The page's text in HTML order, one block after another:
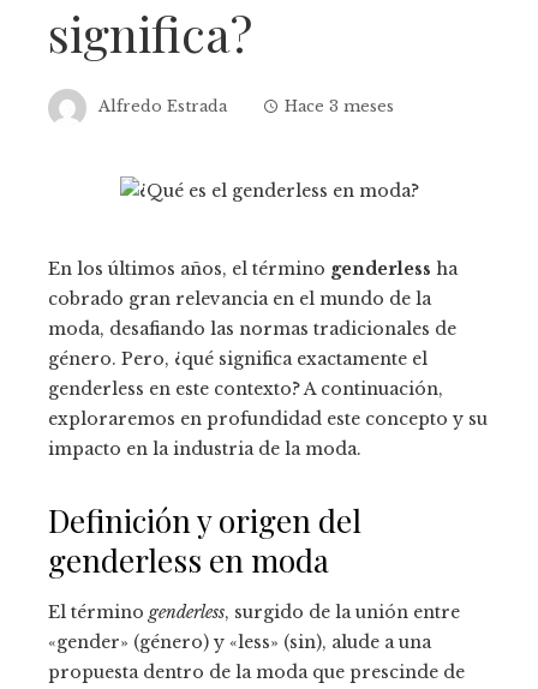
significa?
Alfredo Estrada Hace 3 meses
En los últimos años, el término genderless ha
cobrado gran relevancia en el mundo de la
moda, desafiando las normas tradicionales de
género. Pero, ¿qué significa exactamente el
genderless en este contexto? A continuación,
exploraremos en profundidad este concepto y su
impacto en la industria de la moda.
Definición y origen del
genderless en moda
El término genderless, surgido de la unión entre
«gender» (género) y «less» (sin), alude a una
propuesta dentro de la moda que prescinde de